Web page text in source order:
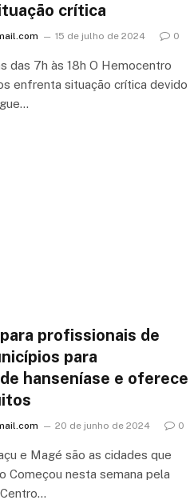
crítica
15 de julho de 2024 0
das 7h às 18h O Hemocentro
enfrenta situação crítica devido
profissionais de
para
hanseníase e oferece
20 de junho de 2024 0
e Magé são as cidades que
Começou nesta semana pela